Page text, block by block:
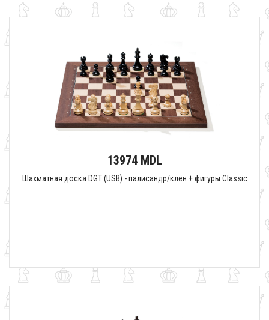
13974 MDL
Шахматная доска DGT (USB) - палисандр/клён + фигуры Classic